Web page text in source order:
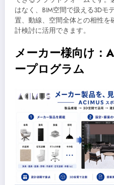
はなく、BIM空間で扱える3Dモ
置、動線、空間全体との相性を
計検討に活用できます。
メーカー様向け：
ープログラム